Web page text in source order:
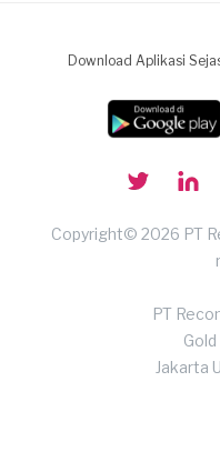
Download Aplikasi
Copyright© 2026 PT
PT
Jakarta